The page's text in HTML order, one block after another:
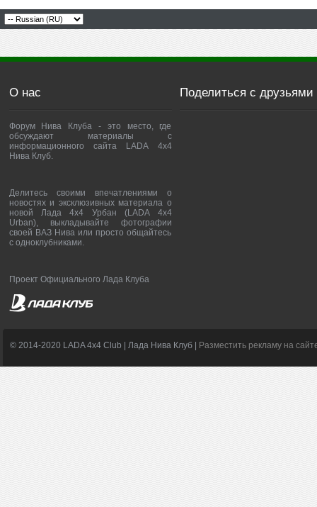
О нас
Форум Нива Клуба - это место, где
обсуждают материалы с
информационного сайта LADA 4x4
Нива Клуб.
Делитесь своими впечатлениями о
новостях и эксклюзивных материала о
новой Лада 4х4 Урбан (LADA 4x4
Urban), выкладывайте фотографии
своей ВАЗ Нива или просто общайтесь
с одноклубниками.
Проект Официального Лада Клуба
Поделиться с друзьями
© 2014-2020 LADA 4x4 Club | Лада Нива Клуб | Разместить рекламу на